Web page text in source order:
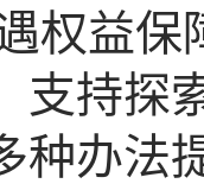
益保
支持探
种办法